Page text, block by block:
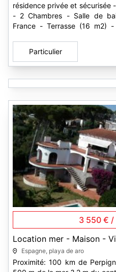
résidence privée et sécurisée
- 2 Chambres - Salle de bain/Toilettes - Wifi - TV TNT
France - Terrasse (16 m2) - 3° étage avec ascenseur -
Particulier
3 550 € /
Location mer - Maison -
Espagne, playa de aro
Proximité: 100 km de